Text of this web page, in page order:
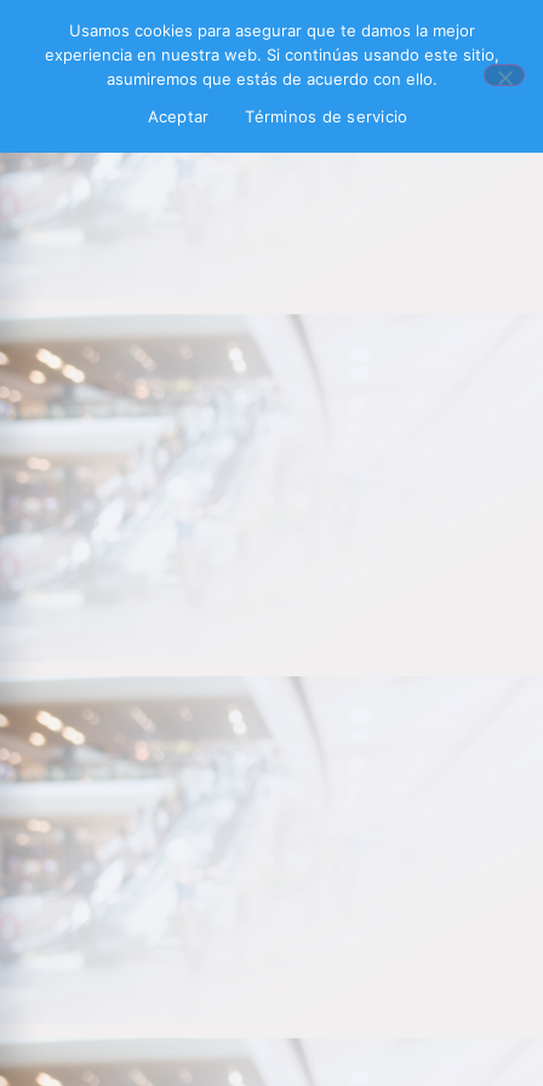
Usamos cookies para asegurar que te damos la mejor
experiencia en nuestra web. Si continúas usando este sitio,
asumiremos que estás de acuerdo con ello.
Aceptar
Términos de servicio